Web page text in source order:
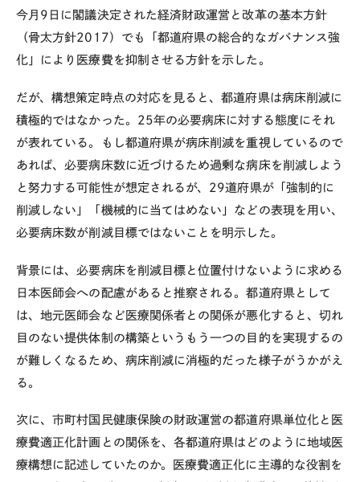
今月9日に閣議決定された経済財政運営と改革の基本方針
（骨太方針2017）でも「都道府県の総合的なガバナンス強
化」により医療費を抑制させる方針を示した。
だが、構想策定時点の対応を見ると、都道府県は病床削減に
積極的ではなかった。25年の必要病床に対する態度にそれ
が表れている。もし都道府県が病床削減を重視しているので
あれば、必要病床数に近づけるため過剰な病床を削減しよう
と努力する可能性が想定されるが、29道府県が「強制的に
削減しない」「機械的に当てはめない」などの表現を用い、
必要病床数が削減目標ではないことを明示した。
背景には、必要病床を削減目標と位置付けないように求める
日本医師会への配慮があると推察される。都道府県として
は、地元医師会など医療関係者との関係が悪化すると、切れ
目のない提供体制の構築というもう一つの目的を実現するの
が難しくなるため、病床削減に消極的だった様子がうかがえ
る。
次に、市町村国民健康保険の財政運営の都道府県単位化と医
療費適正化計画との関係を、各都道府県はどのように地域医
療構想に記述していたのか。医療費適正化に主導的な役割を